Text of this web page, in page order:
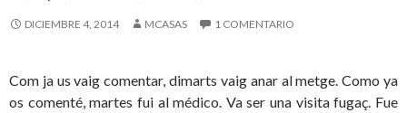
DICIEMBRE 4, 2014 MCASAS 1 COMENTARIO
Com ja us vaig comentar, dimarts vaig anar al metge. Como ya
os comenté, martes fui al médico. Va ser una visita fugaç. Fue